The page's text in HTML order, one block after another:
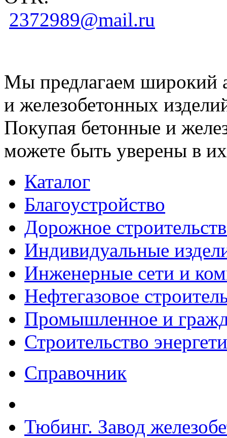
2372989@mail.ru
Мы предлагаем широкий
и железобетонных
Покупая бетонные и
можете быть уверены в их
Каталог
Благоустройство
Дорожное
Индивидуальные
Инженерные сети и
Нефтегазовое
Промышленное и
Строительство
Справочник
Тюбинг. Завод